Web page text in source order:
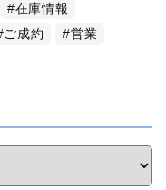
在庫情報
ご成約
営業